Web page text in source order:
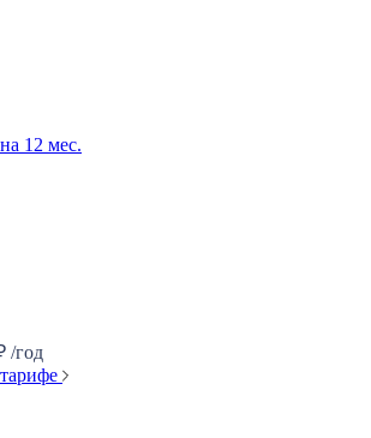
12 мес.
/год